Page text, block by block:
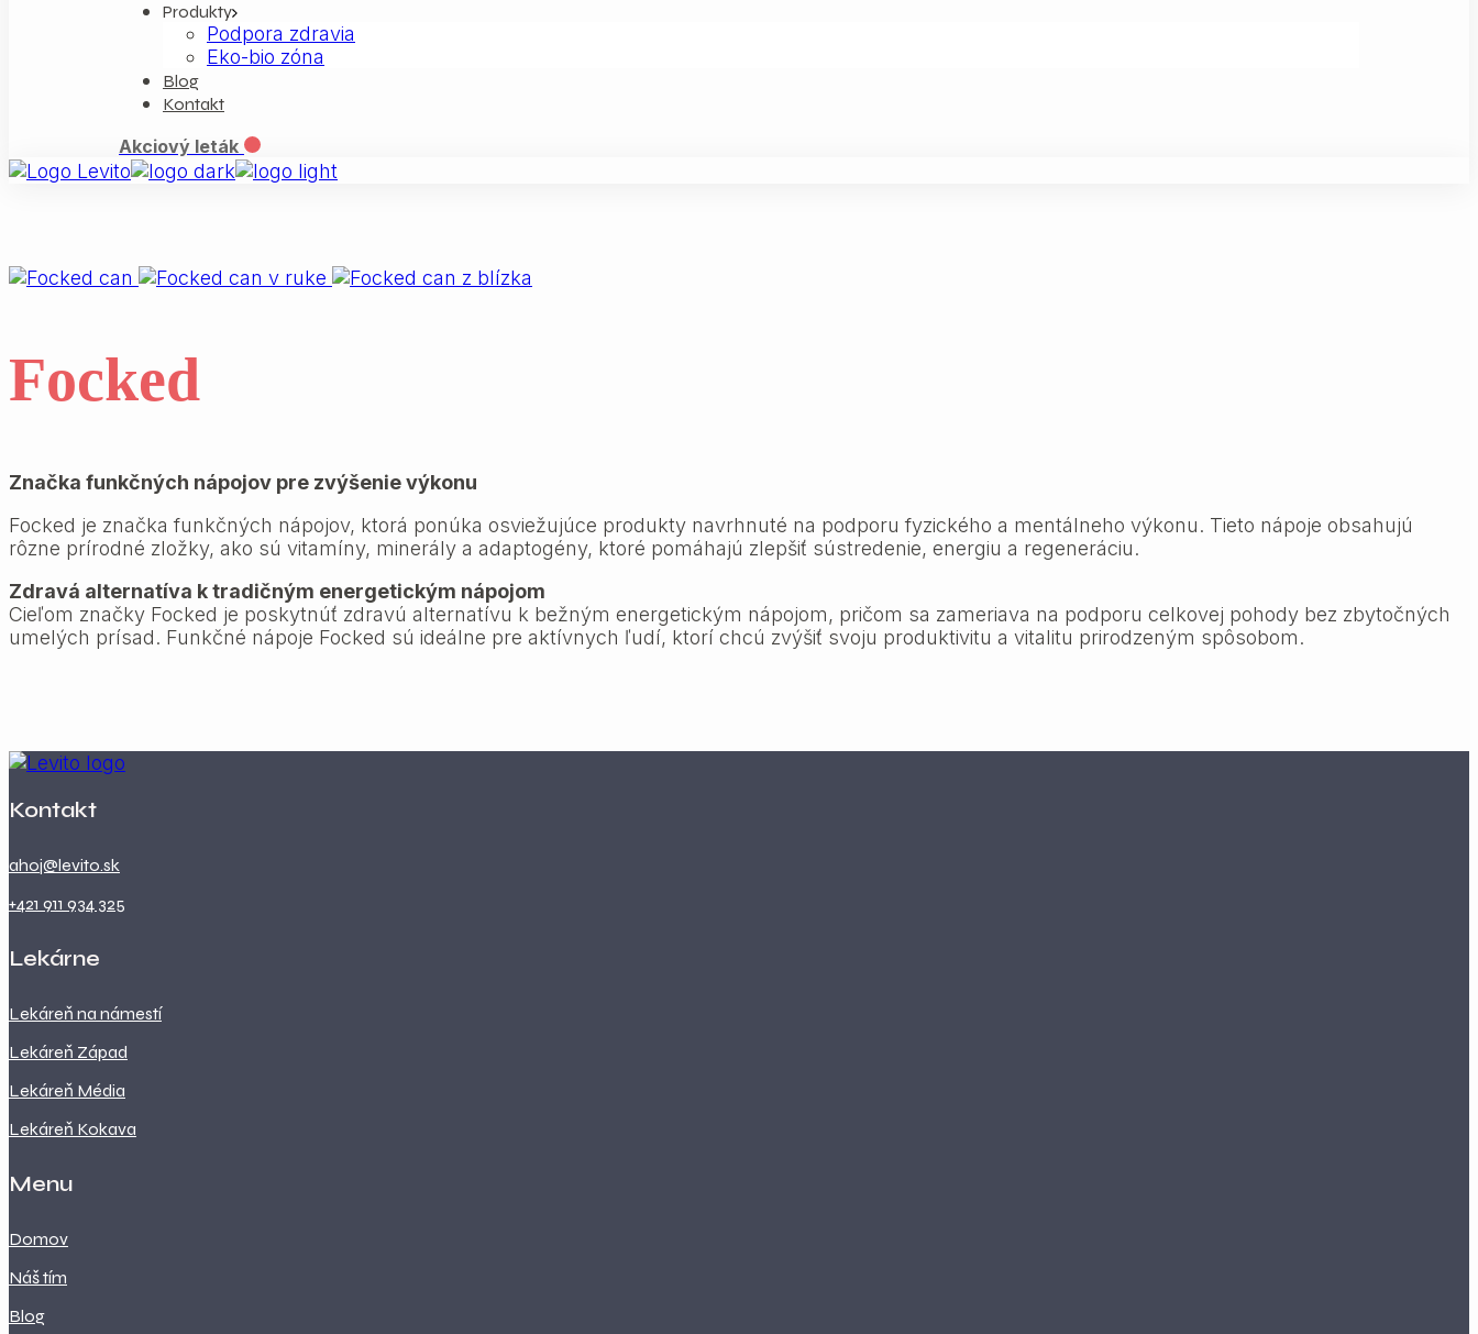
Produkty
Podpora zdravia
Eko-bio zóna
Blog
Kontakt
Akciový leták
Focked
Značka funkčných nápojov pre zvýšenie výkonu
Focked je značka funkčných nápojov, ktorá ponúka osviežujúce produkty navrhnuté na podporu fyzického a mentálneho výkonu. Tieto nápoje obsahujú
rôzne prírodné zložky, ako sú vitamíny, minerály a adaptogény, ktoré pomáhajú zlepšiť sústredenie, energiu a regeneráciu.
Zdravá alternatíva k tradičným energetickým nápojom
Cieľom značky Focked je poskytnúť zdravú alternatívu k bežným energetickým nápojom, pričom sa zameriava na podporu celkovej pohody bez zbytočných
umelých prísad. Funkčné nápoje Focked sú ideálne pre aktívnych ľudí, ktorí chcú zvýšiť svoju produktivitu a vitalitu prirodzeným spôsobom.
Kontakt
ahoj@levito.sk
+421 911 934 325
Lekárne
Lekáreň na námestí
Lekáreň Západ
Lekáreň Média
Lekáreň Kokava
Menu
Domov
Náš tím
Blog